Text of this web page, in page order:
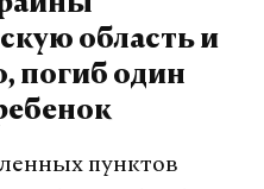
область и
погиб один
пунктов